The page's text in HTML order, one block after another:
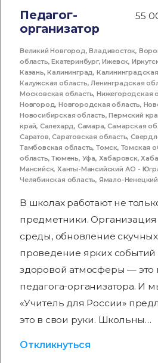
Педагог-
организатор
55
Великий Новгород,Владивосток,
область,Екатеринбург,Ижевск,
Казань,Калининград,
Калужская область,Ленинградская
Московская область,Нижегородская
Новгород,Новгородская область,
Новосибирская область,Пермский
край, Салехард, Самара,Самарская
Саратов,Саратовская область,
Тамбовская область,Томск, Томская
область,Тюмень, Уфа, Хабаровск,
Мансийск,Ханты-Мансийский АО -
Челябинская область, Ямало-
В школах работают не
предметники. Организация
среды, обновление
проведение ярких
здоровой атмосферы — это
педагога-организатора. И
«Учитель для России»
это в свои руки. Школьны…
Откликнуться